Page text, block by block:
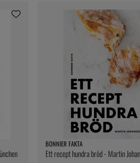
BONNIER FAKTA
Ett recept hundra bröd - Martin